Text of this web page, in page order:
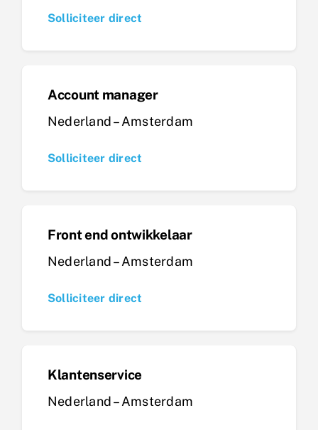
Solliciteer direct
Account manager
Nederland – Amsterdam
Solliciteer direct
Front end ontwikkelaar
Nederland – Amsterdam
Solliciteer direct
Klantenservice
Nederland – Amsterdam